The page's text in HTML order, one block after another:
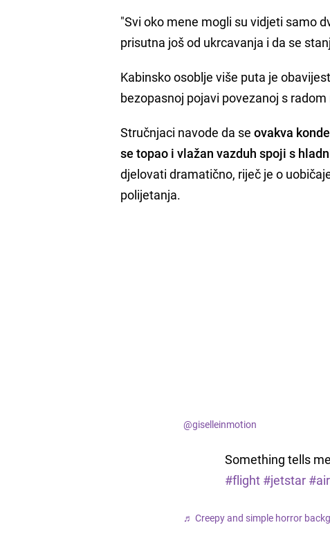
"Svi oko mene mogli su vidjeti samo
prisutna još od ukrcavanja i da se
Kabinsko osoblje više puta je
bezopasnoj pojavi povezanoj s
Stručnjaci navode da seovakva
se topao i vlažan vazduh spoji s
djelovati dramatično, riječ je o
polijetanja.
@giselleinmotion
Something tells
#flight #jetstar
♬ Creepy and simple horror